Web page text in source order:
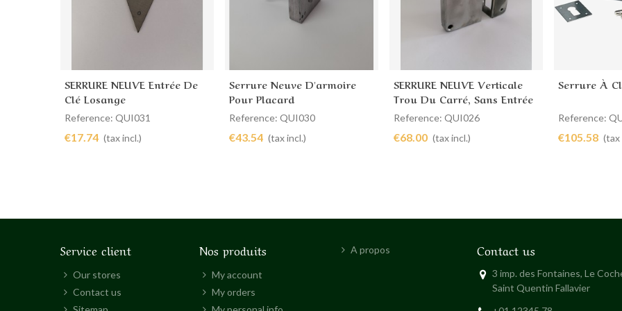
Add to cart
SERRURE NEUVE Entrée De
Clé Losange
Reference: QUI031
€17.74 (tax incl.)
Add to cart
Serrure Neuve D'armoire
Pour Placard
Reference: QUI030
€43.54 (tax incl.)
Add to cart
SERRURE NEUVE Verticale
Trou Du Carré, Sans Entrée
De Clé Gauche 70 X 110 Mm
Reference: QUI026
€68.00 (tax incl.)
Add to
Serrure À
Reference:
€105.58 (tax
Service client
Our stores
Contact us
Nos produits
My account
My orders
A propos Contact us
3 imp. des Fontaines, Le
Saint Quentin Fallavier